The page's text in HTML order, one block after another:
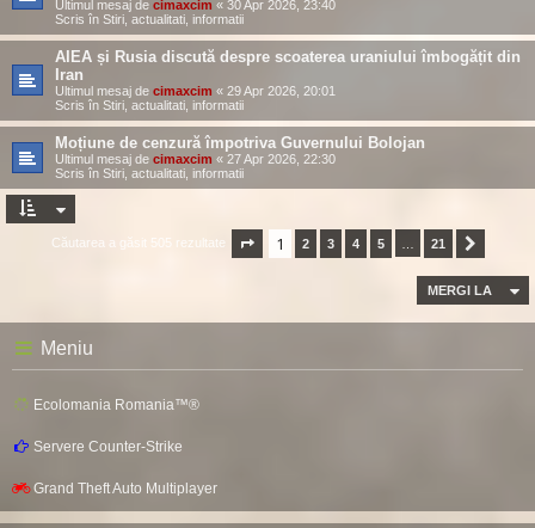
Ultimul mesaj de cimaxcim « 30 Apr 2026, 23:40
Scris în Stiri, actualitati, informatii
AIEA și Rusia discută despre scoaterea uraniului îmbogățit din
Iran
Ultimul mesaj de cimaxcim « 29 Apr 2026, 20:01
Scris în Stiri, actualitati, informatii
Moțiune de cenzură împotriva Guvernului Bolojan
Ultimul mesaj de cimaxcim « 27 Apr 2026, 22:30
Scris în Stiri, actualitati, informatii
Căutarea a găsit 505 rezultate Pagina 1din21
1 2 3 4 5 21
MERGI LA
Meniu
Ecolomania Romania™®
Servere Counter-Strike
Grand Theft Auto Multiplayer